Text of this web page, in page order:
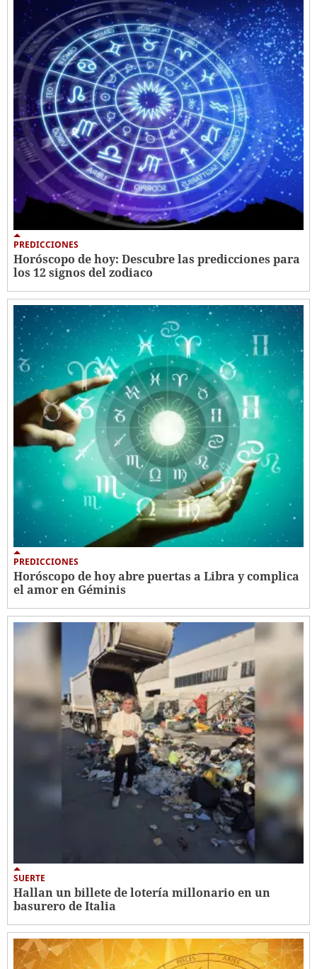
PREDICCIONES
Horóscopo de hoy: Descubre las predicciones para
los 12 signos del zodiaco
PREDICCIONES
Horóscopo de hoy abre puertas a Libra y complica
el amor en Géminis
SUERTE
Hallan un billete de lotería millonario en un
basurero de Italia